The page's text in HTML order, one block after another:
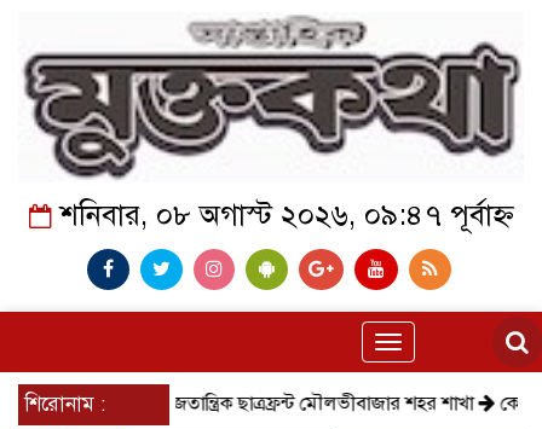
শনিবার, ০৮ অগাস্ট ২০২৬, ০৯:৪৭ পূর্বাহ্ন
Toggle
navigation
শিরোনাম :সমাজতান্ত্রিক ছাত্রফ্রন্ট মৌলভীবাজার শহর শাখা কেমন আছে